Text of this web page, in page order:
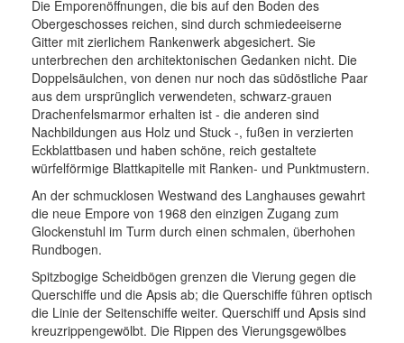
Die Emporenöffnungen, die bis auf den Boden des
Obergeschosses reichen, sind durch schmiedeeiserne
Gitter mit zierlichem Rankenwerk abgesichert. Sie
unterbrechen den architektonischen Gedanken nicht. Die
Doppelsäulchen, von denen nur noch das südöstliche Paar
aus dem ursprünglich verwendeten, schwarz-grauen
Drachenfelsmarmor erhalten ist - die anderen sind
Nachbildungen aus Holz und Stuck -, fußen in verzierten
Eckblattbasen und haben schöne, reich gestaltete
würfelförmige Blattkapitelle mit Ranken- und Punktmustern.
An der schmucklosen Westwand des Langhauses gewahrt
die neue Empore von 1968 den einzigen Zugang zum
Glockenstuhl im Turm durch einen schmalen, überhohen
Rundbogen.
Spitzbogige Scheidbögen grenzen die Vierung gegen die
Querschiffe und die Apsis ab; die Querschiffe führen optisch
die Linie der Seitenschiffe weiter. Querschiff und Apsis sind
kreuzrippengewölbt. Die Rippen des Vierungsgewölbes